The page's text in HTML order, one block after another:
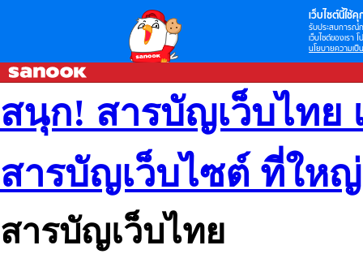
เว็บไซต์นี้ใช้คุ
รับประสบการณ์
เว็บไซต์ของเรา
นโยบายความเป็
สนุก! สารบัญเว็บไทย
สารบัญเว็บไซต์ ที่ให
สารบัญเว็บไทย